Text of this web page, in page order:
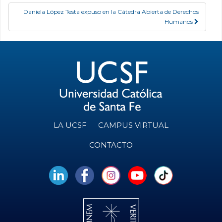
Daniela López Testa expuso en la Cátedra Abierta de Derechos
Humanos
LA UCSF CAMPUS VIRTUAL
CONTACTO